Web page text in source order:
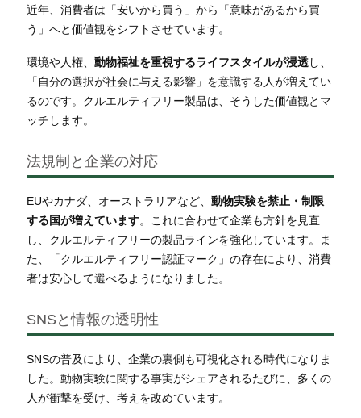
近年、消費者は「安いから買う」から「意味があるから買
う」へと価値観をシフトさせています。
環境や人権、 動物福祉を重視するライフスタイルが浸透し、
「自分の選択が社会に与える影響」を意識する人が増えてい
るのです。クルエルティフリー製品は、そうした価値観とマ
ッチします。
法規制と企業の対応
EUやカナダ、オーストラリアなど、 動物実験を禁止・制限
する国が増えています。これに合わせて企業も方針を見直
し、クルエルティフリーの製品ラインを強化しています。ま
た、「クルエルティフリー認証マーク」の存在により、消費
者は安心して選べるようになりました。
SNSと情報の透明性
SNSの普及により、企業の裏側も可視化される時代になりま
した。動物実験に関する事実がシェアされるたびに、多くの
人が衝撃を受け、考えを改めています。